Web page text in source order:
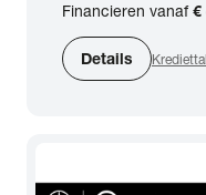
Financieren vanaf€
Details